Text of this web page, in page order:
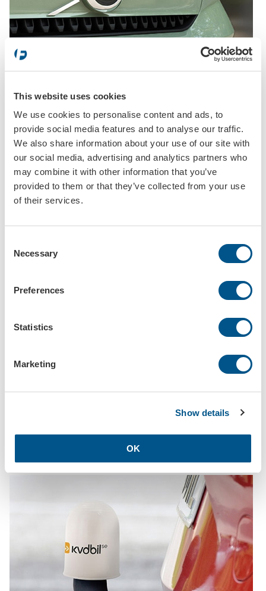
This website uses cookies
We use cookies to personalise content and ads, to
provide social media features and to analyse our traffic.
We also share information about your use of our site with
our social media, advertising and analytics partners who
may combine it with other information that you’ve
provided to them or that they’ve collected from your use
of their services.
Selection
Necessary
Preferences
Statistics
Marketing
Show details
OK